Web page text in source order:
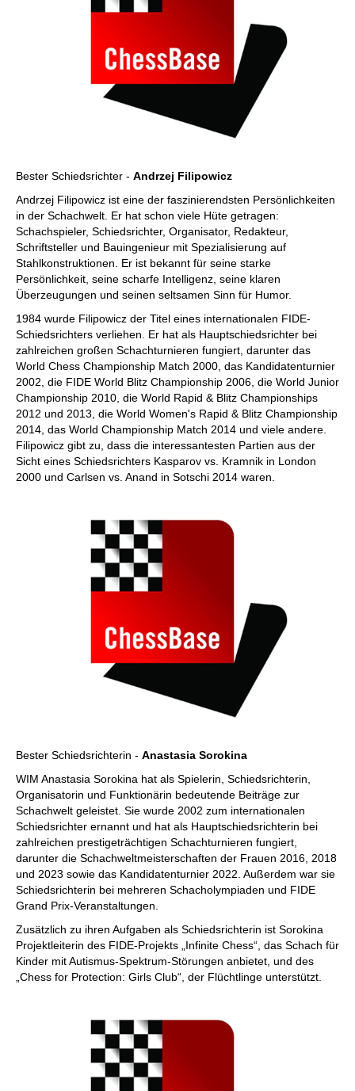
Bester Schiedsrichter - Andrzej Filipowicz
Andrzej Filipowicz ist eine der faszinierendsten Persönlichkeiten
in der Schachwelt. Er hat schon viele Hüte getragen:
Schachspieler, Schiedsrichter, Organisator, Redakteur,
Schriftsteller und Bauingenieur mit Spezialisierung auf
Stahlkonstruktionen. Er ist bekannt für seine starke
Persönlichkeit, seine scharfe Intelligenz, seine klaren
Überzeugungen und seinen seltsamen Sinn für Humor.
1984 wurde Filipowicz der Titel eines internationalen FIDE-
Schiedsrichters verliehen. Er hat als Hauptschiedsrichter bei
zahlreichen großen Schachturnieren fungiert, darunter das
World Chess Championship Match 2000, das Kandidatenturnier
2002, die FIDE World Blitz Championship 2006, die World Junior
Championship 2010, die World Rapid & Blitz Championships
2012 und 2013, die World Women's Rapid & Blitz Championship
2014, das World Championship Match 2014 und viele andere.
Filipowicz gibt zu, dass die interessantesten Partien aus der
Sicht eines Schiedsrichters Kasparov vs. Kramnik in London
2000 und Carlsen vs. Anand in Sotschi 2014 waren.
Bester Schiedsrichterin - Anastasia Sorokina
WIM Anastasia Sorokina hat als Spielerin, Schiedsrichterin,
Organisatorin und Funktionärin bedeutende Beiträge zur
Schachwelt geleistet. Sie wurde 2002 zum internationalen
Schiedsrichter ernannt und hat als Hauptschiedsrichterin bei
zahlreichen prestigeträchtigen Schachturnieren fungiert,
darunter die Schachweltmeisterschaften der Frauen 2016, 2018
und 2023 sowie das Kandidatenturnier 2022. Außerdem war sie
Schiedsrichterin bei mehreren Schacholympiaden und FIDE
Grand Prix-Veranstaltungen.
Zusätzlich zu ihren Aufgaben als Schiedsrichterin ist Sorokina
Projektleiterin des FIDE-Projekts „Infinite Chess“, das Schach für
Kinder mit Autismus-Spektrum-Störungen anbietet, und des
„Chess for Protection: Girls Club“, der Flüchtlinge unterstützt.